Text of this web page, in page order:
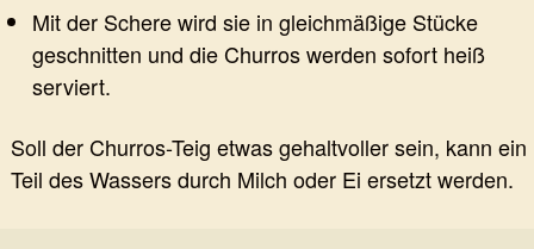
Mit der Schere wird sie in gleichmäßige Stücke
geschnitten und die Churros werden sofort heiß
serviert.
Soll der Churros-Teig etwas gehaltvoller sein, kann ein
Teil des Wassers durch Milch oder Ei ersetzt werden.